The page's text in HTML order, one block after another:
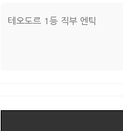
테오도르 1등 직부 엔틱